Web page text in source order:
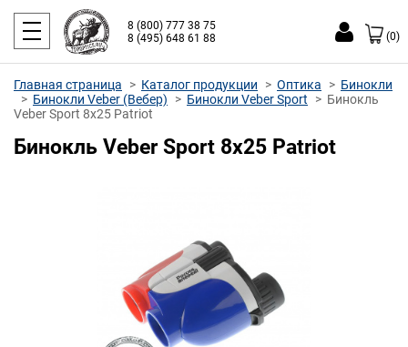
8 (800) 777 38 75
8 (495) 648 61 88
(0)
Главная страница Каталог продукции Оптика
Бинокли
Бинокли Veber (Вебер)
Бинокли Veber Sport
Бинокль
Veber Sport 8x25 Patriot
Бинокль Veber Sport 8x25 Patriot